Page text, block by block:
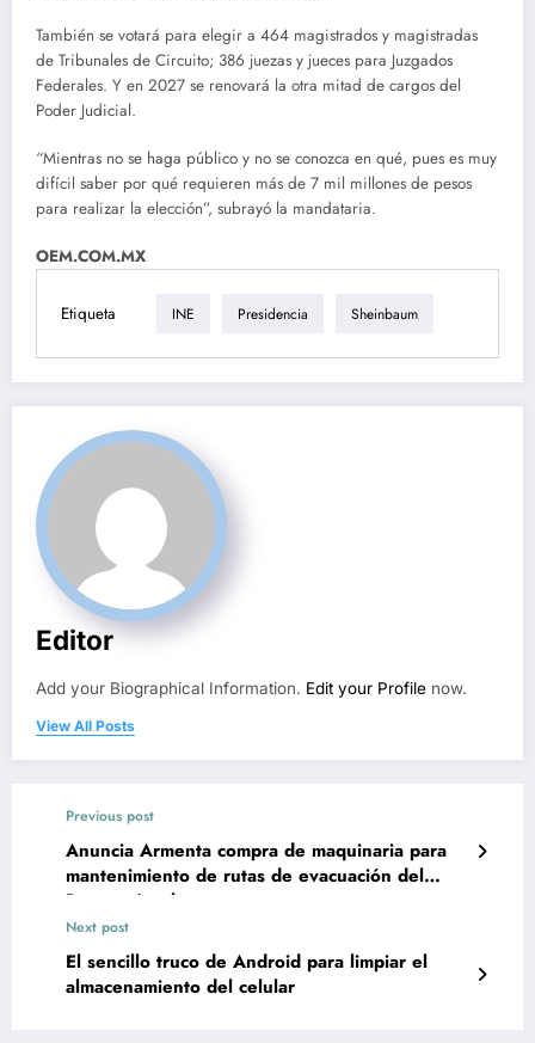
También se votará para elegir a 464 magistrados y magistradas
de Tribunales de Circuito; 386 juezas y jueces para Juzgados
Federales. Y en 2027 se renovará la otra mitad de cargos del
Poder Judicial.
“Mientras no se haga público y no se conozca en qué, pues es muy
difícil saber por qué requieren más de 7 mil millones de pesos
para realizar la elección”, subrayó la mandataria.
OEM.COM.MX
Etiqueta INE Presidencia Sheinbaum
Editor
Add your Biographical Information. Edit your Profile now.
View All Posts
Previous post
Anuncia Armenta compra de maquinaria para
mantenimiento de rutas de evacuación del
Popocatépetl
Next post
El sencillo truco de Android para limpiar el
almacenamiento del celular